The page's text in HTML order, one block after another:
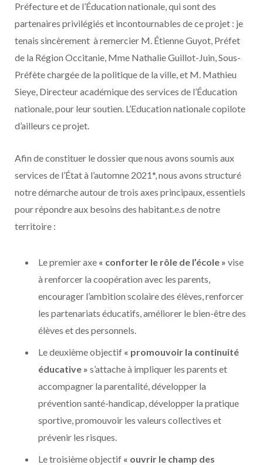
Préfecture et de l’Éducation nationale, qui sont des
partenaires privilégiés et incontournables de ce projet : je
tenais sincèrement à remercier M. Étienne Guyot, Préfet
de la Région Occitanie, Mme Nathalie Guillot-Juin, Sous-
Préfète chargée de la politique de la ville, et M. Mathieu
Sieye, Directeur académique des services de l’Éducation
nationale, pour leur soutien. L’Education nationale copilote
d’ailleurs ce projet.
Afin de constituer le dossier que nous avons soumis aux
services de l’État à l’automne 2021*, nous avons structuré
notre démarche autour de trois axes principaux, essentiels
pour répondre aux besoins des habitant.e.s de notre
territoire :
Le premier axe « conforter le rôle de l’école » vise
à renforcer la coopération avec les parents,
encourager l’ambition scolaire des élèves, renforcer
les partenariats éducatifs, améliorer le bien-être des
élèves et des personnels.
Le deuxième objectif « promouvoir la continuité
éducative » s’attache à impliquer les parents et
accompagner la parentalité, développer la
prévention santé-handicap, développer la pratique
sportive, promouvoir les valeurs collectives et
prévenir les risques.
Le troisième objectif « ouvrir le champ des